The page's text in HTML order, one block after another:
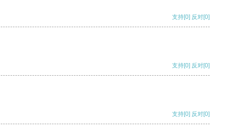
支持[0] 反对[0]
支持[0] 反对[0]
支持[0] 反对[0]